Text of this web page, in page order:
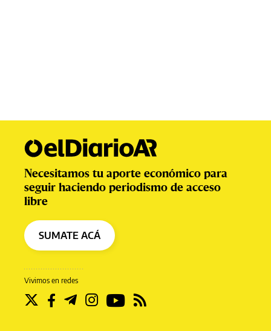
Vivimos en redes
Necesitamos tu aporte económico para
seguir haciendo periodismo de acceso
libre
SUMATE ACÁ